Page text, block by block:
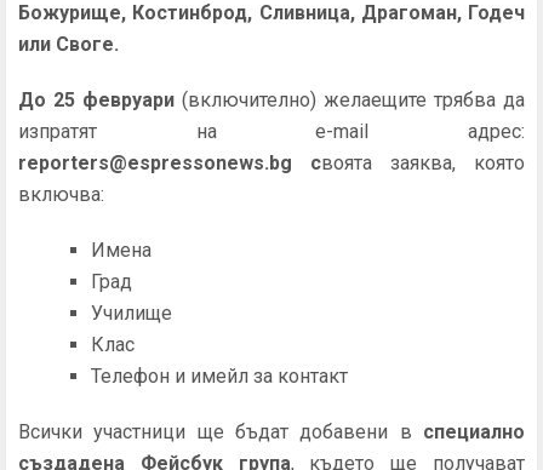
Божурище, Костинброд, Сливница, Драгоман, Годеч
или Своге.
До 25 февруари (включително) желаещите трябва да
изпратят на e-mail адрес:
reporters@espressonews.bg своята заяква, която
включва:
Имена
Град
Училище
Клас
Телефон и имейл за контакт
Всички участници ще бъдат добавени в специално
създадена Фейсбук група, където ще получават